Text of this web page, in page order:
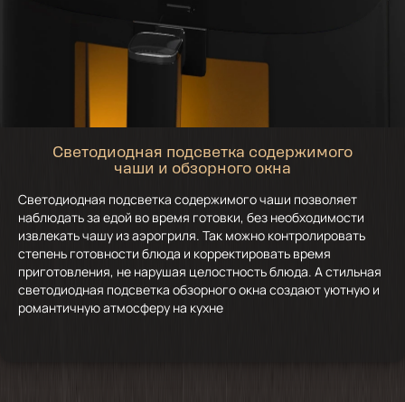
Светодиодная подсветка содержимого
чаши и обзорного окна
Светодиодная подсветка содержимого чаши позволяет
наблюдать за едой во время готовки, без необходимости
извлекать чашу из аэрогриля. Так можно контролировать
степень готовности блюда и корректировать время
приготовления, не нарушая целостность блюда. А стильная
светодиодная подсветка обзорного окна создают уютную и
романтичную атмосферу на кухне